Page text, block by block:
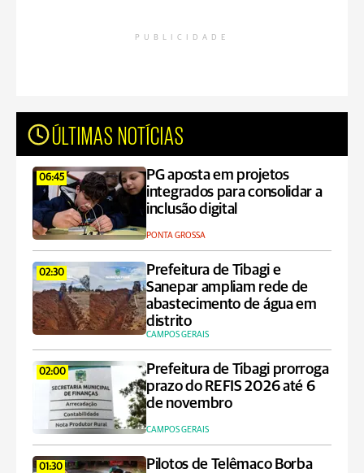
PUBLICIDADE
ÚLTIMAS NOTÍCIAS
06:45
PG aposta em projetos
integrados para consolidar a
inclusão digital
PONTA GROSSA
02:30
Prefeitura de Tibagi e
Sanepar ampliam rede de
abastecimento de água em
distrito
CAMPOS GERAIS
02:00
Prefeitura de Tibagi prorroga
prazo do REFIS 2026 até 6
de novembro
CAMPOS GERAIS
01:30 Pilotos de Telêmaco Borba